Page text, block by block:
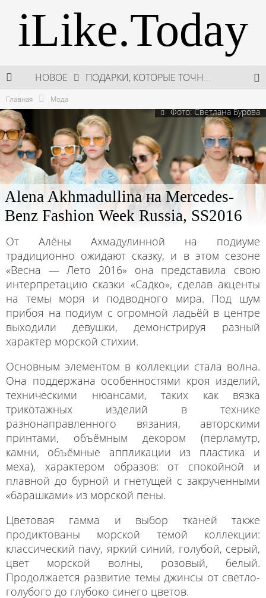
iLike.Today
НОВОЕ
НЕДЕЛЯ ВЫСОКОЙ МОДЫ РОССИИ: НОВАЯ ГЛАВА ОТЕЧЕСТВЕННОГО КУТЮРА
ШКОЛА ШЕФА: КУХНЯ НОВОГО ВРЕМЕНИ 2026
Главная Мода
Фото: Светлана Бурова
Alena Akhmadullina на Mercedes-
Benz Fashion Week Russia, SS2016
От Алёны Ахмадулинной на подиуме
традиционно ожидают сказку, и в этом сезоне
«Весна — Лето 2016» она представила свою
интерпретацию сказки «Садко», сделав акценты
на темы моря и подводного мира. Под шум
прибоя на подиум с огромной ладьёй в центре
выходили девушки, демонстрируя разный
характер морской стихии.
Основным элементом в коллекции стала волна.
Она поддержана особенностями кроя изделий,
техническими нюансами, таких как вязка
трикотажных изделий в технике
разнонаправленного вязания, авторскими
принтами, объёмным декором (перламутр,
камни, объёмные аппликации из пластика и
меха), характером образов: от спокойной и
плавной до бурной и гнетущей с закрученными
«барашками» из морской пены.
Цветовая гамма и выбор тканей также
продиктованы морской темой коллекции:
классический navy, яркий синий, голубой, серый,
цвет морской волны, розовый, белый.
Продолжается развитие темы джинсы от светло-
голубого до глубоко синего цветов.